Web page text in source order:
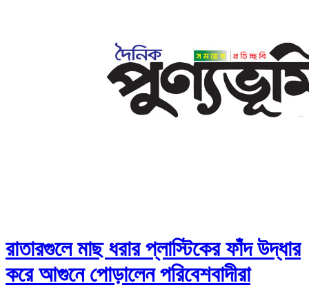
রাতারগুলে মাছ ধরার প্লাস্টিকের ফাঁদ উদ্ধার
করে আগুনে পোড়ালেন পরিবেশবাদীরা